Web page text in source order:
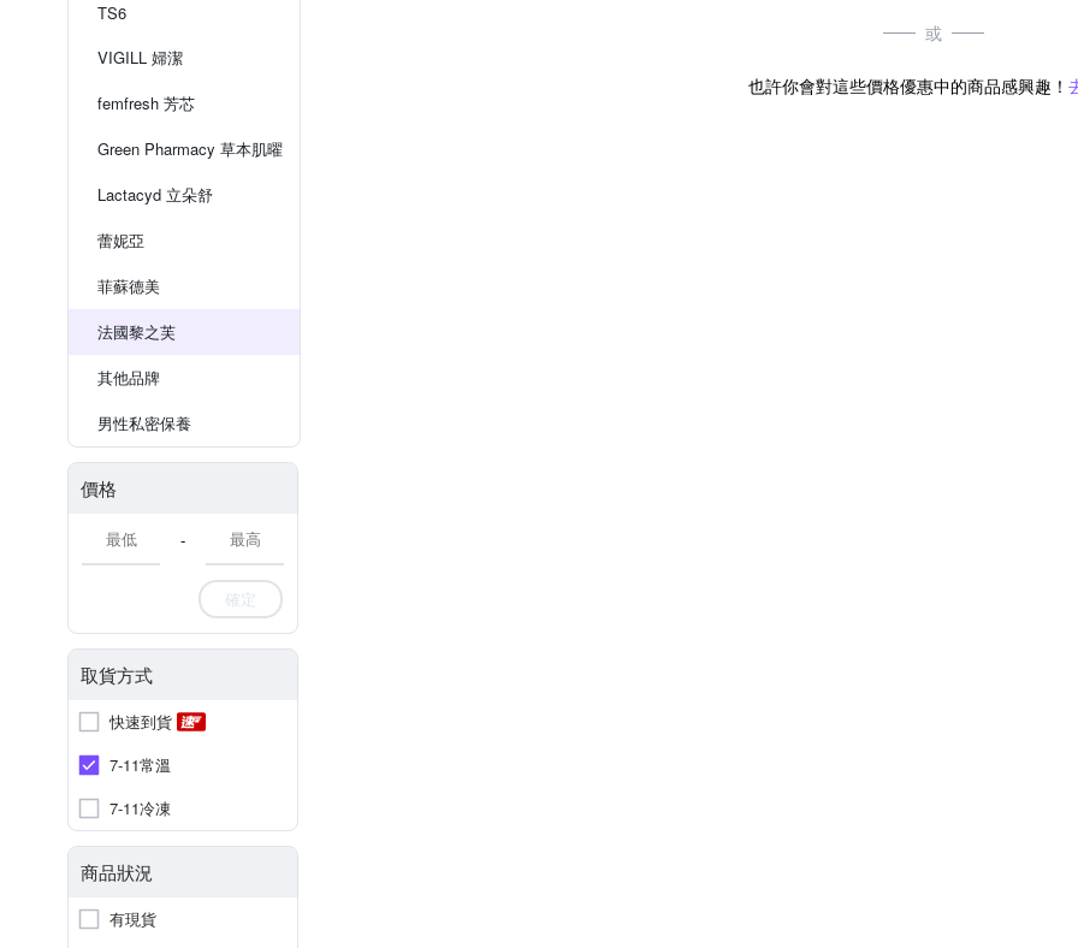
TS6
VIGILL 婦潔
femfresh 芳芯
Green Pharmacy 草本肌曜
Lactacyd 立朵舒
蕾妮亞
菲蘇德美
法國黎之芙
其他品牌
男性私密保養
價格
-
確定
取貨方式
快速到貨
7-11常溫
7-11冷凍
商品狀況
有現貨
或
也許你會對這些價格優惠中的商品感興趣！